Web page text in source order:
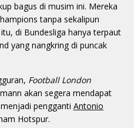
bagus di musim ini. Mereka
tanpa sekalipun
di Bundesliga hanya terpaut
yang nangkring di puncak
Football London
akan segera mendapat
pengganti Antonio
Hotspur.